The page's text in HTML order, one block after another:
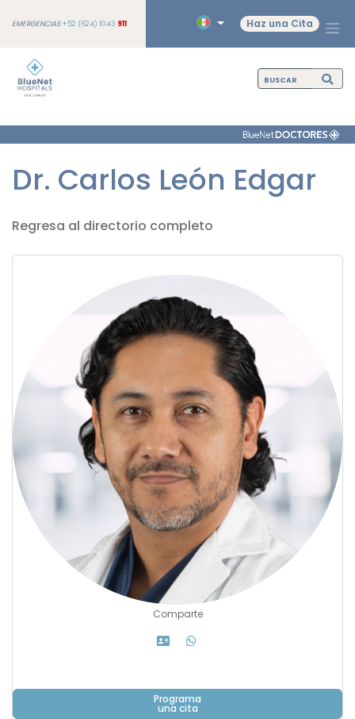
EMERGENCIAS+52 (624) 1043 911 Haz una Cita
Dr. Carlos León Edgar
Regresa al directorio completo
Comparte
Programa
una cita